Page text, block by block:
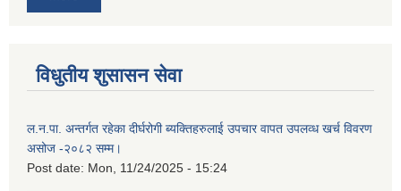
विधुतीय शुसासन सेवा
ल.न.पा. अन्तर्गत रहेका दीर्घरोगी ब्यक्तिहरुलाई उपचार वापत उपलव्ध खर्च विवरण
असोज -२०८२ सम्म।
Post date: Mon, 11/24/2025 - 15:24